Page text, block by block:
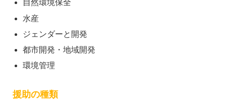
自然環境保全
水産
ジェンダーと開発
都市開発・地域開発
環境管理
援助の種類